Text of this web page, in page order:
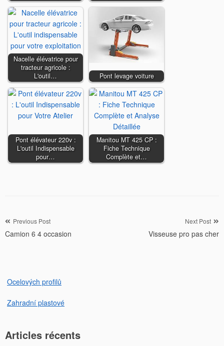
Nacelle élévatrice pour
tracteur agricole :
L'outil…
Pont levage voiture
Pont élévateur 220v :
L'outil Indispensable
pour…
Manitou MT 425 CP :
Fiche Technique
Complète et…
Navigation
de
Previous Post
Camion 6 4 occasion
Next Post
Visseuse pro pas cher
Ocelových profilů
Zahradní plastové
Articles récents